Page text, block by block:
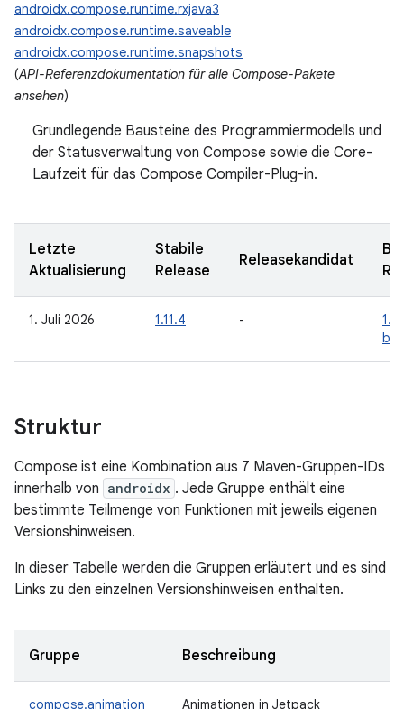
androidx.compose.runtime.rxjava3
androidx.compose.runtime.saveable
androidx.compose.runtime.snapshots
(API-Referenzdokumentation für alle Compose-Pakete
ansehen)
Grundlegende Bausteine des Programmiermodells und
der Statusverwaltung von Compose sowie die Core-
Laufzeit für das Compose Compiler-Plug-in.
Letzte
Aktualisierung
Stabile
Release
Releasekandidat
1. Juli 2026 1.11.4 -
Struktur
Compose ist eine Kombination aus 7 Maven-Gruppen-IDs
innerhalb von androidx . Jede Gruppe enthält eine
bestimmte Teilmenge von Funktionen mit jeweils eigenen
Versionshinweisen.
In dieser Tabelle werden die Gruppen erläutert und es sind
Links zu den einzelnen Versionshinweisen enthalten.
Gruppe Beschreibung
compose.animation
Animationen in Jetpack